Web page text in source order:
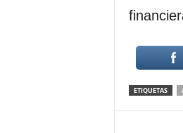
ETIQUETAS